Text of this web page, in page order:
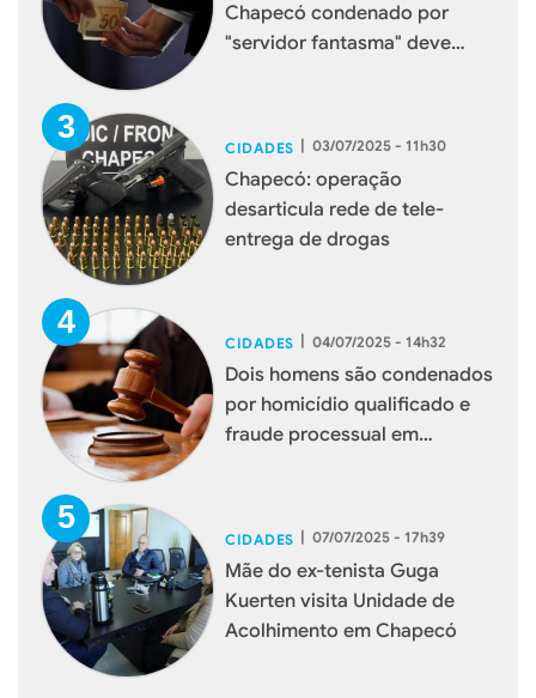
Chapecó condenado por
"servidor fantasma" deve
CIDADES | 03/07/2025 - 11h30
Chapecó: operação
desarticula rede de tele-
entrega de drogas
CIDADES | 04/07/2025 - 14h32
Dois homens são condenados
por homicídio qualificado e
fraude processual em
CIDADES | 07/07/2025 - 17h39
Mãe do ex-tenista Guga
Kuerten visita Unidade de
Acolhimento em Chapecó